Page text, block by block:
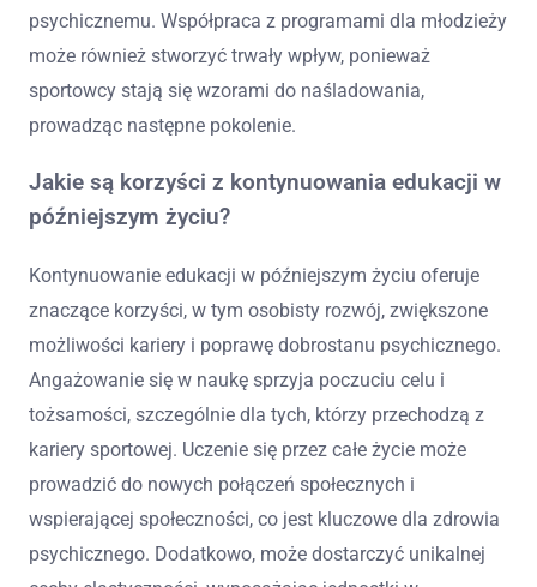
psychicznemu. Współpraca z programami dla młodzieży
może również stworzyć trwały wpływ, ponieważ
sportowcy stają się wzorami do naśladowania,
prowadząc następne pokolenie.
Jakie są korzyści z kontynuowania edukacji w
późniejszym życiu?
Kontynuowanie edukacji w późniejszym życiu oferuje
znaczące korzyści, w tym osobisty rozwój, zwiększone
możliwości kariery i poprawę dobrostanu psychicznego.
Angażowanie się w naukę sprzyja poczuciu celu i
tożsamości, szczególnie dla tych, którzy przechodzą z
kariery sportowej. Uczenie się przez całe życie może
prowadzić do nowych połączeń społecznych i
wspierającej społeczności, co jest kluczowe dla zdrowia
psychicznego. Dodatkowo, może dostarczyć unikalnej